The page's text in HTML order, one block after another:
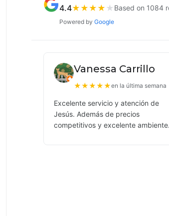
4.4★ ★ ★ ★ ★ Based on 1084
Powered by Google
Vanessa Carrillo
★★★★★en la última semana
Excelente servicio y atención de
Jesús. Además de precios
competitivos y excelente ambiente.